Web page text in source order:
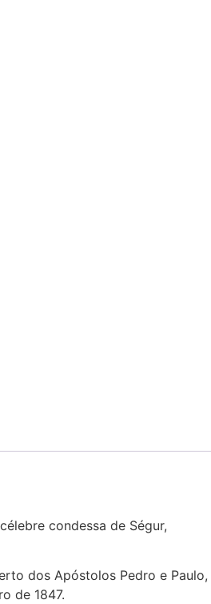
condessa de Ségur,
dos Apóstolos Pedro e Paulo,
de 1847.